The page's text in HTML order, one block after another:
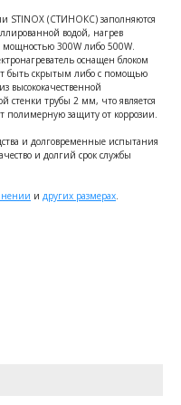
STINOX (СТИНОКС) заполняются
водой, нагрев
мощностью 300W либо 500W.
оснащен блоком
быть скрытым либо с помощью
высококачественной
стенки трубы 2 мм, что является
защиту от коррозии.
и долговременные испытания
и долгий срок службы
и других размерах.